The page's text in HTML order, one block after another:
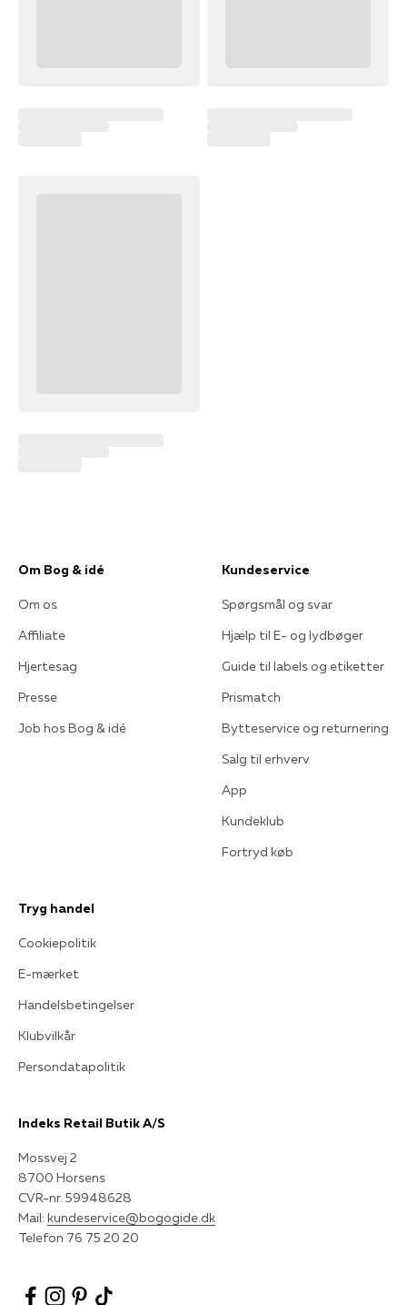
Om Bog & idé
Om os
Affiliate
Hjertesag
Presse
Job hos Bog & idé
Kundeservice
Spørgsmål og svar
Hjælp til E- og lydbøger
Guide til labels og etiketter
Prismatch
Bytteservice og returnering
Salg til erhverv
App
Kundeklub
Fortryd køb
Tryg handel
Cookiepolitik
E-mærket
Handelsbetingelser
Klubvilkår
Persondatapolitik
Indeks Retail Butik A/S
Mossvej 2
8700 Horsens
CVR-nr. 59948628
Mail: kundeservice@bogogide.dk
Telefon 76 75 20 20